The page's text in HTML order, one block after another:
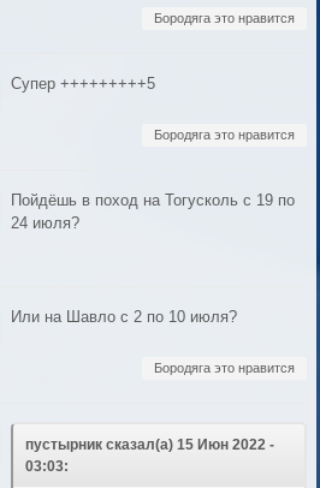
Бородяга это нравится
Супер +++++++++5
Бородяга это нравится
Пойдёшь в поход на Тогусколь с 19 по
24 июля?
Или на Шавло с 2 по 10 июля?
Бородяга это нравится
пустырник сказал(а) 15 Июн 2022 -
03:03: